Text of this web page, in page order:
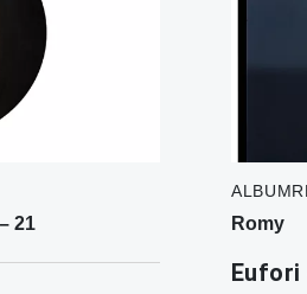
21 Romy